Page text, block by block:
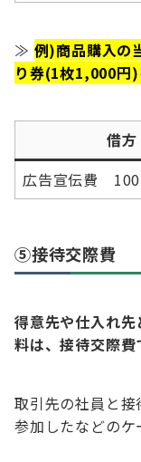
≫ 例)商品購入の
り券(1枚1,000円)
借方
広告宣伝費
⑤接待交際費
得意先や仕入れ
料は、接待交際費
取引先の社員と
参加したなどのケ